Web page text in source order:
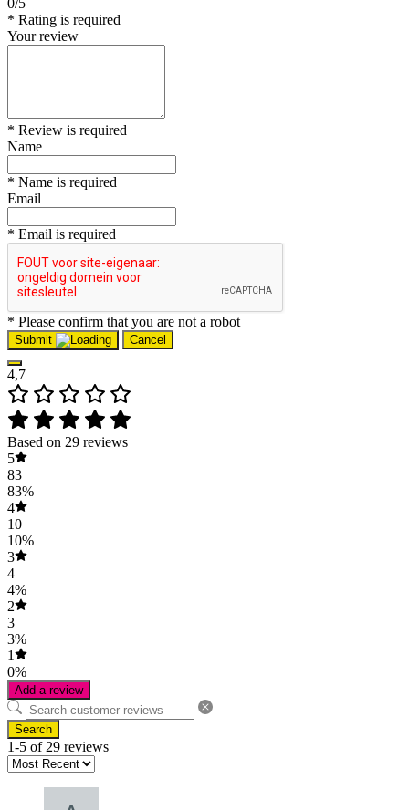
* Rating is required
Your review
* Review is required
Name
* Name is required
Email
* Email is required
* Please confirm that you are not a robot
Submit Cancel
4,7
Based on 29 reviews
5
83
83%
4
10
10%
3
4
4%
2
3
3%
1
0%
Add a review
Search
1-5 of 29 reviews